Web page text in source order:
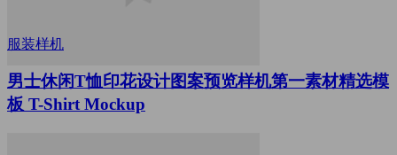
服装样机
男士休闲T恤印花设计图案预览样机第一素材精选模
板 T-Shirt Mockup